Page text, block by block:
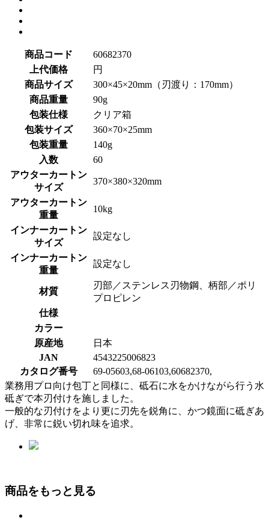
商品コード
60682370
上代価格
円
商品サイズ
300×45×20mm（刃渡り：170mm）
商品重量
90g
包装仕様
クリア箱
包装サイズ
360×70×25mm
包装重量
140g
入数
60
アウターカートン
サイズ
370×380×320mm
アウターカートン
重量
10kg
インナーカートン
サイズ
設定なし
インナーカートン
重量
設定なし
材質
刃部／ステンレス刃物鋼、柄部／ポリ
プロピレン
仕様
カラー
原産地
日本
JAN
4543225006823
カタログ番号
69-05603,68-06103,60682370,
業務用プロ向け包丁と同様に、砥石に水をかけながら行う水
砥ぎで本刃付けを施しました。
一般的な刃付けをより更に刃先を鋭角に、かつ鏡面に砥ぎあ
げ、非常に鋭い切れ味を追求。
商品をもっと見る